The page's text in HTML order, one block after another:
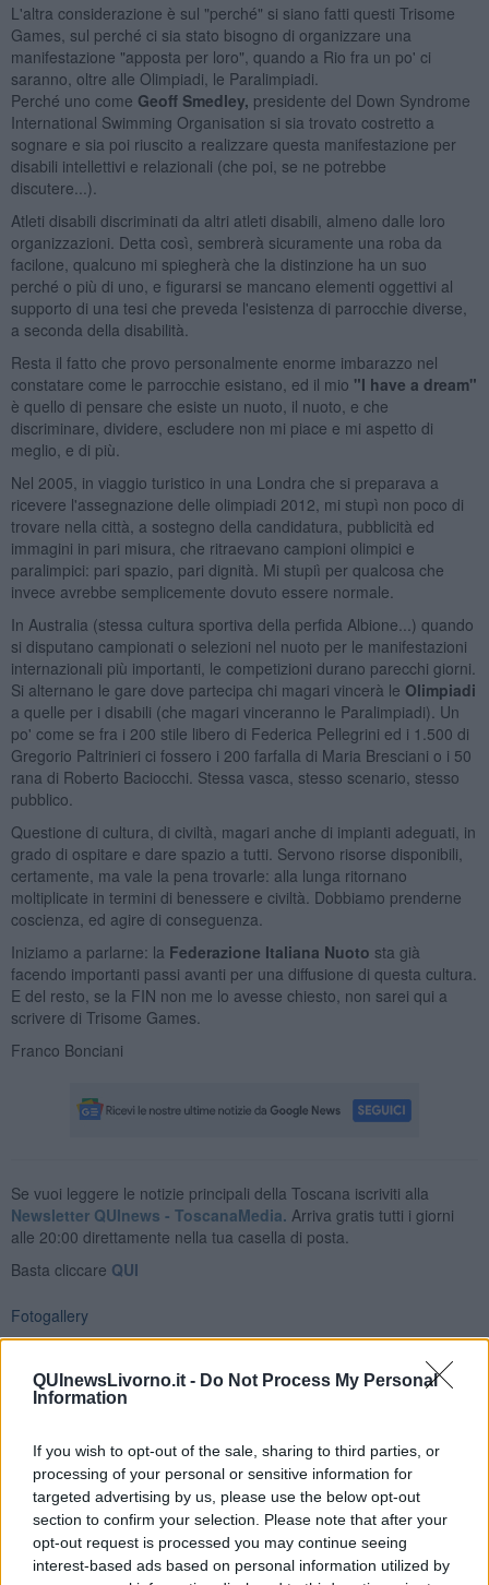
QUInewsLivorno.it - Do Not Process My Personal
Information
If you wish to opt-out of the sale, sharing to third parties, or
processing of your personal or sensitive information for
targeted advertising by us, please use the below opt-out
section to confirm your selection. Please note that after your
opt-out request is processed you may continue seeing
interest-based ads based on personal information utilized by
L'altra considerazione è sul "perché" si siano fatti questi Trisome
Games, sul perché ci sia stato bisogno di organizzare una
manifestazione "apposta per loro", quando a Rio fra un po' ci
saranno, oltre alle Olimpiadi, le Paralimpiadi.
Perché uno come Geoff Smedley, presidente del Down Syndrome
International Swimming Organisation si sia trovato costretto a
sognare e sia poi riuscito a realizzare questa manifestazione per
disabili intellettivi e relazionali (che poi, se ne potrebbe
discutere...).
Atleti disabili discriminati da altri atleti disabili, almeno dalle loro
organizzazioni. Detta così, sembrerà sicuramente una roba da
facilone, qualcuno mi spiegherà che la distinzione ha un suo
perché o più di uno, e figurarsi se mancano elementi oggettivi al
supporto di una tesi che preveda l'esistenza di parrocchie diverse,
a seconda della disabilità.
Resta il fatto che provo personalmente enorme imbarazzo nel
constatare come le parrocchie esistano, ed il mio "I have a dream"
è quello di pensare che esiste un nuoto, il nuoto, e che
discriminare, dividere, escludere non mi piace e mi aspetto di
meglio, e di più.
Nel 2005, in viaggio turistico in una Londra che si preparava a
ricevere l'assegnazione delle olimpiadi 2012, mi stupì non poco di
trovare nella città, a sostegno della candidatura, pubblicità ed
immagini in pari misura, che ritraevano campioni olimpici e
paralimpici: pari spazio, pari dignità. Mi stupiì per qualcosa che
invece avrebbe semplicemente dovuto essere normale.
In Australia (stessa cultura sportiva della perfida Albione...) quando
si disputano campionati o selezioni nel nuoto per le manifestazioni
internazionali più importanti, le competizioni durano parecchi giorni.
Si alternano le gare dove partecipa chi magari vincerà le Olimpiadi
a quelle per i disabili (che magari vinceranno le Paralimpiadi). Un
po' come se fra i 200 stile libero di Federica Pellegrini ed i 1.500 di
Gregorio Paltrinieri ci fossero i 200 farfalla di Maria Bresciani o i 50
rana di Roberto Baciocchi. Stessa vasca, stesso scenario, stesso
pubblico.
Questione di cultura, di civiltà, magari anche di impianti adeguati, in
grado di ospitare e dare spazio a tutti. Servono risorse disponibili,
certamente, ma vale la pena trovarle: alla lunga ritornano
moltiplicate in termini di benessere e civiltà. Dobbiamo prenderne
coscienza, ed agire di conseguenza.
Iniziamo a parlarne: la Federazione Italiana Nuoto sta già
facendo importanti passi avanti per una diffusione di questa cultura.
E del resto, se la FIN non me lo avesse chiesto, non sarei qui a
scrivere di Trisome Games.
Franco Bonciani
Se vuoi leggere le notizie principali della Toscana iscriviti alla
Newsletter QUInews - ToscanaMedia. Arriva gratis tutti i giorni
alle 20:00 direttamente nella tua casella di posta.
Basta cliccare QUI
Fotogallery